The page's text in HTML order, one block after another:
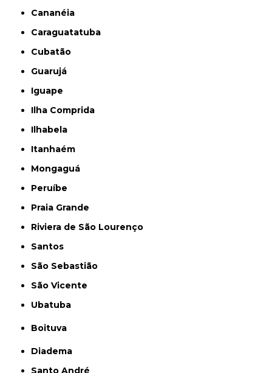
Cananéia
Caraguatatuba
Cubatão
Guarujá
Iguape
Ilha Comprida
Ilhabela
Itanhaém
Mongaguá
Peruíbe
Praia Grande
Riviera de São Lourenço
Santos
São Sebastião
São Vicente
Ubatuba
Boituva
Diadema
Santo André